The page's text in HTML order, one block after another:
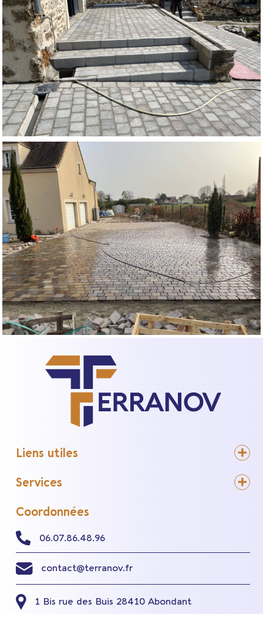
Liens utiles
Services
Coordonnées
1 Bis rue des Buis 28410 Abondant
contact@terranov.fr
06.07.86.48.96